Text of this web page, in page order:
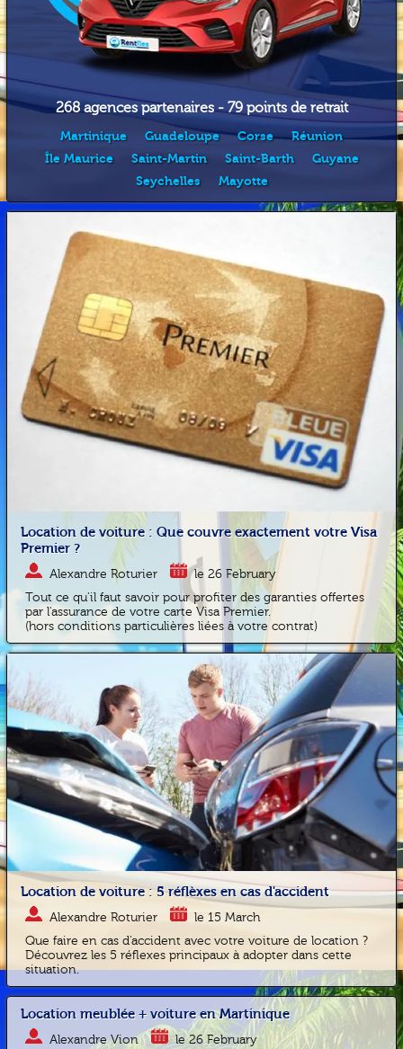
268 agences partenaires - 79 points de retrait
Martinique Guadeloupe Corse
Réunion
Île Maurice
Saint-Martin Saint-Barth
Guyane
Seychelles
Mayotte
Location de voiture : Que couvre exactement votre Visa
Premier ?
Alexandre Roturier
le 26 February
Tout ce qu'il faut savoir pour profiter des garanties offertes
par l'assurance de votre carte Visa Premier.
(hors conditions particulières liées à votre contrat)
Location de voiture : 5 réflèxes en cas d'accident
Alexandre Roturier
le 15 March
Que faire en cas d'accident avec votre voiture de location ?
Découvrez les 5 réflexes principaux à adopter dans cette
situation.
Location meublée + voiture en Martinique
Alexandre Vion
le 26 February